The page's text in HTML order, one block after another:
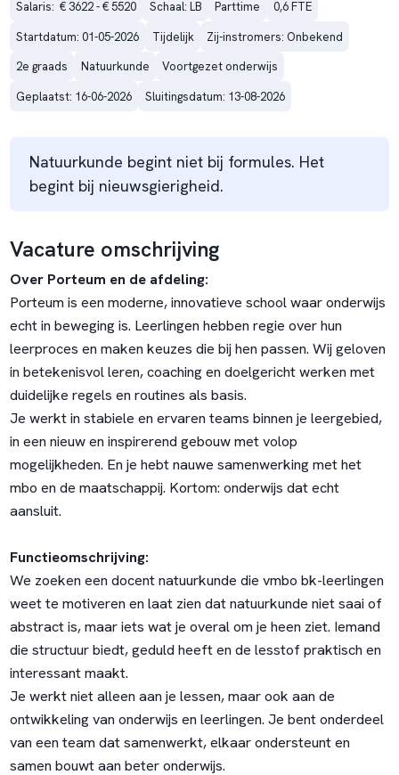
Salaris:  € 3622 - € 5520 Schaal: LB Parttime
0,6 FTE
Startdatum: 01-05-2026
Tijdelijk
Zij-instromers: Onbekend
2e graads
Natuurkunde
Voortgezet onderwijs
Geplaatst: 16-06-2026
Sluitingsdatum: 13-08-2026
Natuurkunde begint niet bij formules. Het
begint bij nieuwsgierigheid.
Vacature omschrijving
Over Porteum en de afdeling:
Porteum is een moderne, innovatieve school waar onderwijs
echt in beweging is. Leerlingen hebben regie over hun
leerproces en maken keuzes die bij hen passen. Wij geloven
in betekenisvol leren, coaching en doelgericht werken met
duidelijke regels en routines als basis.
Je werkt in stabiele en ervaren teams binnen je leergebied,
in een nieuw en inspirerend gebouw met volop
mogelijkheden. En je hebt nauwe samenwerking met het
mbo en de maatschappij. Kortom: onderwijs dat echt
aansluit.
Functieomschrijving:
We zoeken een docent natuurkunde die vmbo bk-leerlingen
weet te motiveren en laat zien dat natuurkunde niet saai of
abstract is, maar iets wat je overal om je heen ziet. Iemand
die structuur biedt, geduld heeft en de lesstof praktisch en
interessant maakt.
Je werkt niet alleen aan je lessen, maar ook aan de
ontwikkeling van onderwijs en leerlingen. Je bent onderdeel
van een team dat samenwerkt, elkaar ondersteunt en
samen bouwt aan beter onderwijs.